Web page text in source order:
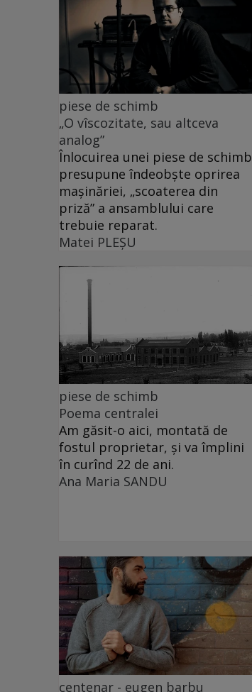
piese de schimb
„O vîscozitate, sau altceva
analog”
Înlocuirea unei piese de schimb
presupune îndeobște oprirea
mașinăriei, „scoaterea din
priză” a ansamblului care
trebuie reparat.
Matei PLEŞU
piese de schimb
Poema centralei
Am găsit-o aici, montată de
fostul proprietar, și va împlini
în curînd 22 de ani.
Ana Maria SANDU
centenar - eugen barbu